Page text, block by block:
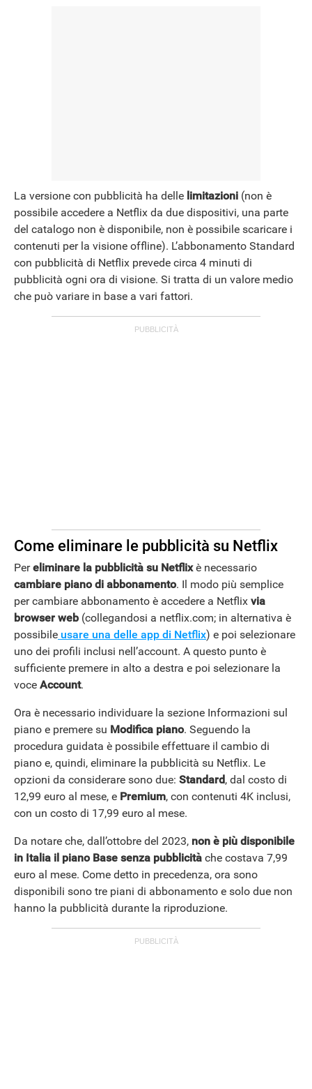
La versione con pubblicità ha delle limitazioni (non è
possibile accedere a Netflix da due dispositivi, una parte
del catalogo non è disponibile, non è possibile scaricare i
contenuti per la visione offline). L’abbonamento Standard
con pubblicità di Netflix prevede circa 4 minuti di
pubblicità ogni ora di visione. Si tratta di un valore medio
che può variare in base a vari fattori.
Come eliminare le pubblicità su Netflix
Pereliminare la pubblicità su Netflixè necessario
cambiare piano di abbonamento. Il modo più semplice
per cambiare abbonamento è accedere a Netflix via
browser web (collegandosi a netflix.com; in alternativa è
possibile usare una delle app di Netflix) e poi selezionare
uno dei profili inclusi nell’account. A questo punto è
sufficiente premere in alto a destra e poi selezionare la
voce Account.
Ora è necessario individuare la sezione Informazioni sul
piano e premere su Modifica piano. Seguendo la
procedura guidata è possibile effettuare il cambio di
piano e, quindi, eliminare la pubblicità su Netflix. Le
opzioni da considerare sono due: Standard, dal costo di
12,99 euro al mese, e Premium, con contenuti 4K inclusi,
con un costo di 17,99 euro al mese.
Da notare che, dall’ottobre del 2023, non è più disponibile
in Italia il piano Base senza pubblicità che costava 7,99
euro al mese. Come detto in precedenza, ora sono
disponibili sono tre piani di abbonamento e solo due non
hanno la pubblicità durante la riproduzione.